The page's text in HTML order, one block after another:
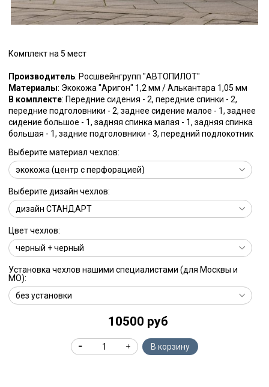
Комплект на 5 мест
Производитель: Росшвейнгрупп "АВТОПИЛОТ"
Материалы: Экокожа "Аригон" 1,2 мм / Алькантара 1,05 мм
В комплекте: Передние сидения - 2, передние спинки - 2,
передние подголовники - 2, заднее сидение малое - 1, заднее
сидение большое - 1, задняя спинка малая - 1, задняя спинка
большая - 1, задние подголовники - 3, передний подлокотник
Выберите материал чехлов:
Выберите дизайн чехлов:
Цвет чехлов:
Установка чехлов нашими специалистами (для Москвы и
МО):
10500 руб
В корзину